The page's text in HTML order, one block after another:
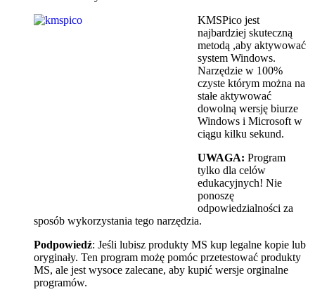
KMSPico jest
najbardziej skuteczną
metodą ,aby aktywować
system Windows.
Narzędzie w 100%
czyste którym można na
stałe aktywować
dowolną wersję biurze
Windows i Microsoft w
ciągu kilku sekund.
UWAGA: Program
tylko dla celów
edukacyjnych! Nie
ponoszę
odpowiedzialności za
sposób wykorzystania tego narzędzia.
Podpowiedź: Jeśli lubisz produkty MS kup legalne kopie lub
oryginały. Ten program możę pomóc przetestować produkty
MS, ale jest wysoce zalecane, aby kupić wersje orginalne
programów.